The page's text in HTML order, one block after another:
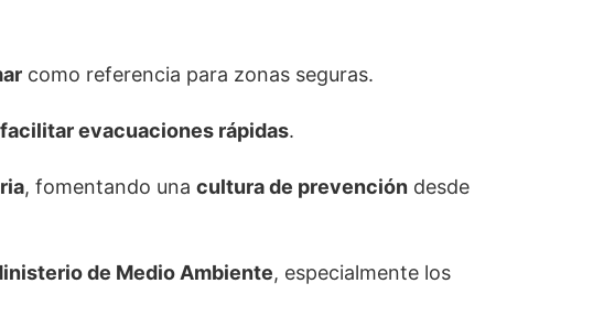
como referencia para zonas seguras.
facilitar evacuaciones rápidas.
, fomentando una cultura de prevención desde
de Medio Ambiente, especialmente los